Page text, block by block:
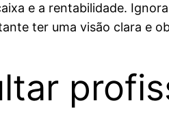
e a rentabilidade.
ter uma visão clara e